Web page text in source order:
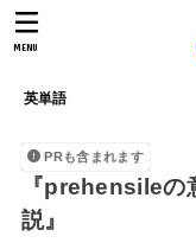
英単語
MENU
PRも含まれます
『prehensileの
説』